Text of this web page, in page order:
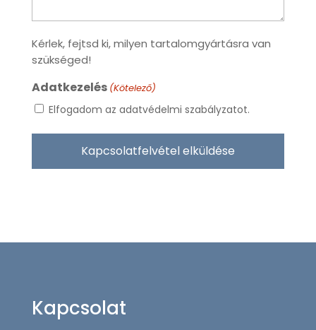
Kérlek, fejtsd ki, milyen tartalomgyártásra van
szükséged!
Adatkezelés (Kötelező)
Elfogadom az adatvédelmi szabályzatot.
Kapcsolat